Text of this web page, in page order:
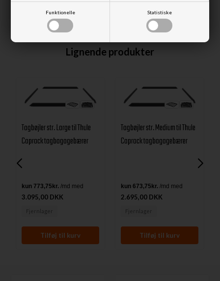
Funktionelle Statistiske
Lignende produkter
Tagbøjler str. Large til Thule
Caprock tagbagagebærer
3.095,00 DKK
Fjernlager
Tagbøjler str. Medium til Thule
Caprock tagbagagebærer
2.695,00 DKK
Fjernlager